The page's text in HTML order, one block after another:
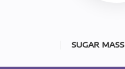
SUGAR MASS